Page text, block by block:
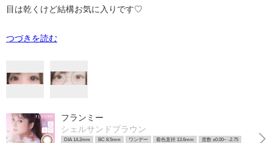
目は乾くけど結構お気に入りです♡
つづきを読む
フランミー
シェルサンドブラウン
DIA 14.2mm BC 8.5mm ワンデー 着色直径 13.6mm 度数 ±0.00~ -2.75